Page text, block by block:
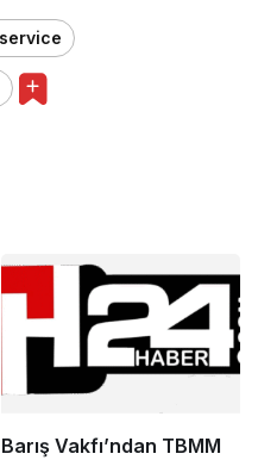
Barış Vakfı’ndan TBMM